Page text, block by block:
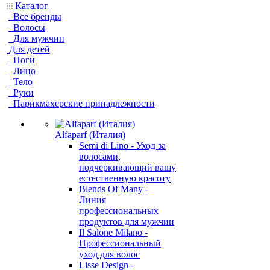
Каталог
Все бренды
Волосы
Для мужчин
Для детей
Ноги
Лицо
Тело
Руки
Парикмахерские принадлежности
Alfaparf (Италия)
Semi di Lino - Уход за
волосами,
подчеркивающий вашу
естественную красоту
Blends Of Many -
Линия
профессиональных
продуктов для мужчин
Il Salone Milano -
Профессиональный
уход для волос
Lisse Design -